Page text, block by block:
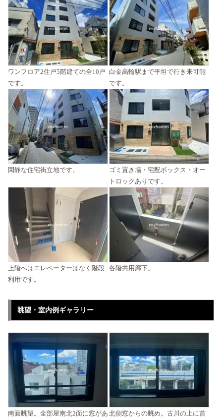
ワンフロア2住戸5階建ての全10戸
です。
白金高輪駅まで平坦で行き来可能
です。
閑静な住宅街立地です。
ゴミ置き場・宅配ボックス・オー
トロックありです。
上階へはエレベーターはなく階段
利用です。
各階共用廊下。
眺望・室内例ギャラリー
南面眺望。全部屋南北2面に窓があ 北側窓からの眺め。古川の上に首